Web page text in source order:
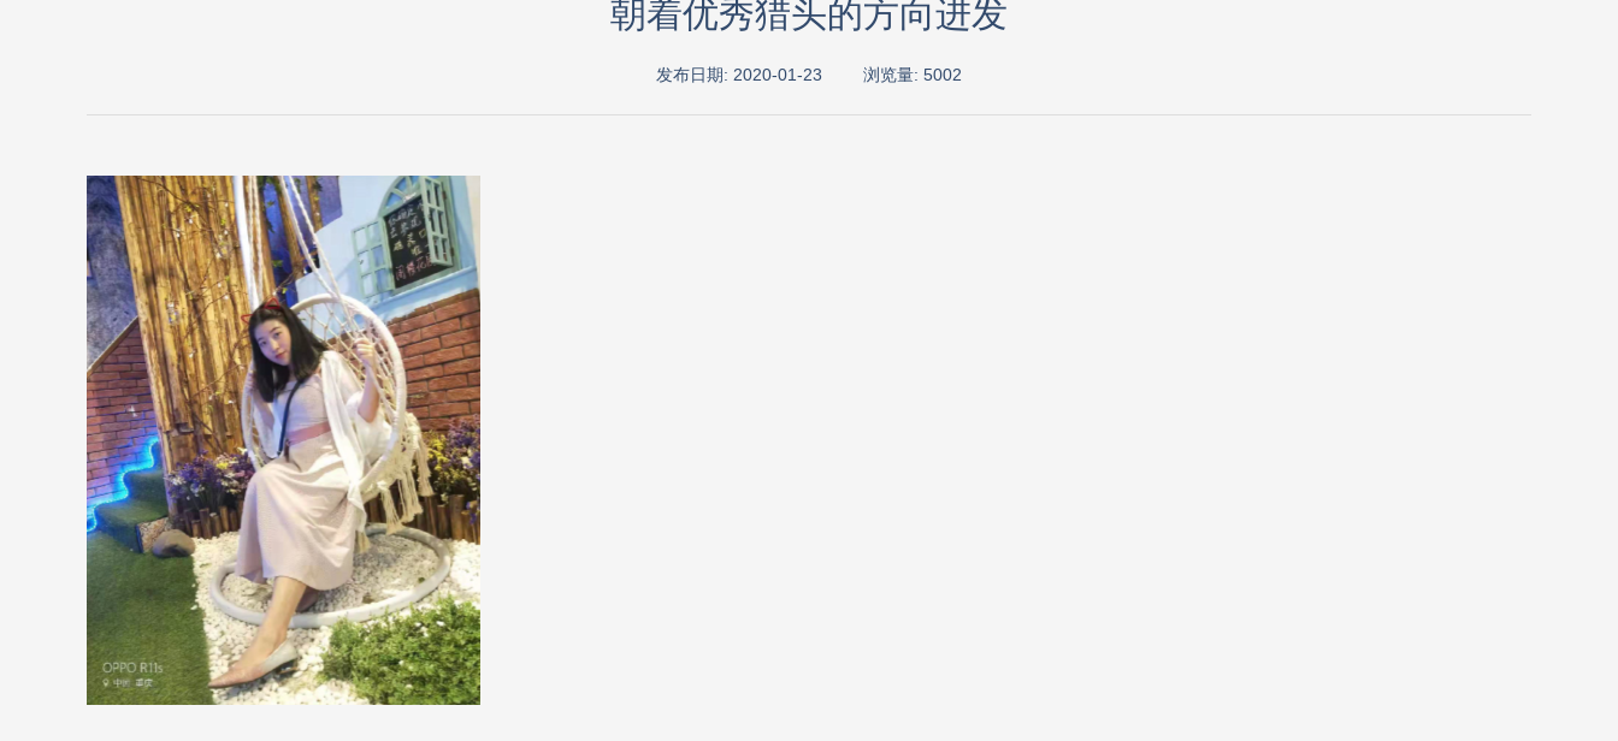
朝着优秀猎头的方向进发
发布日期: 2020-01-23 浏览量: 5002